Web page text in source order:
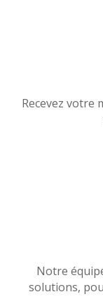
Recevez votre
Notre
solutions,